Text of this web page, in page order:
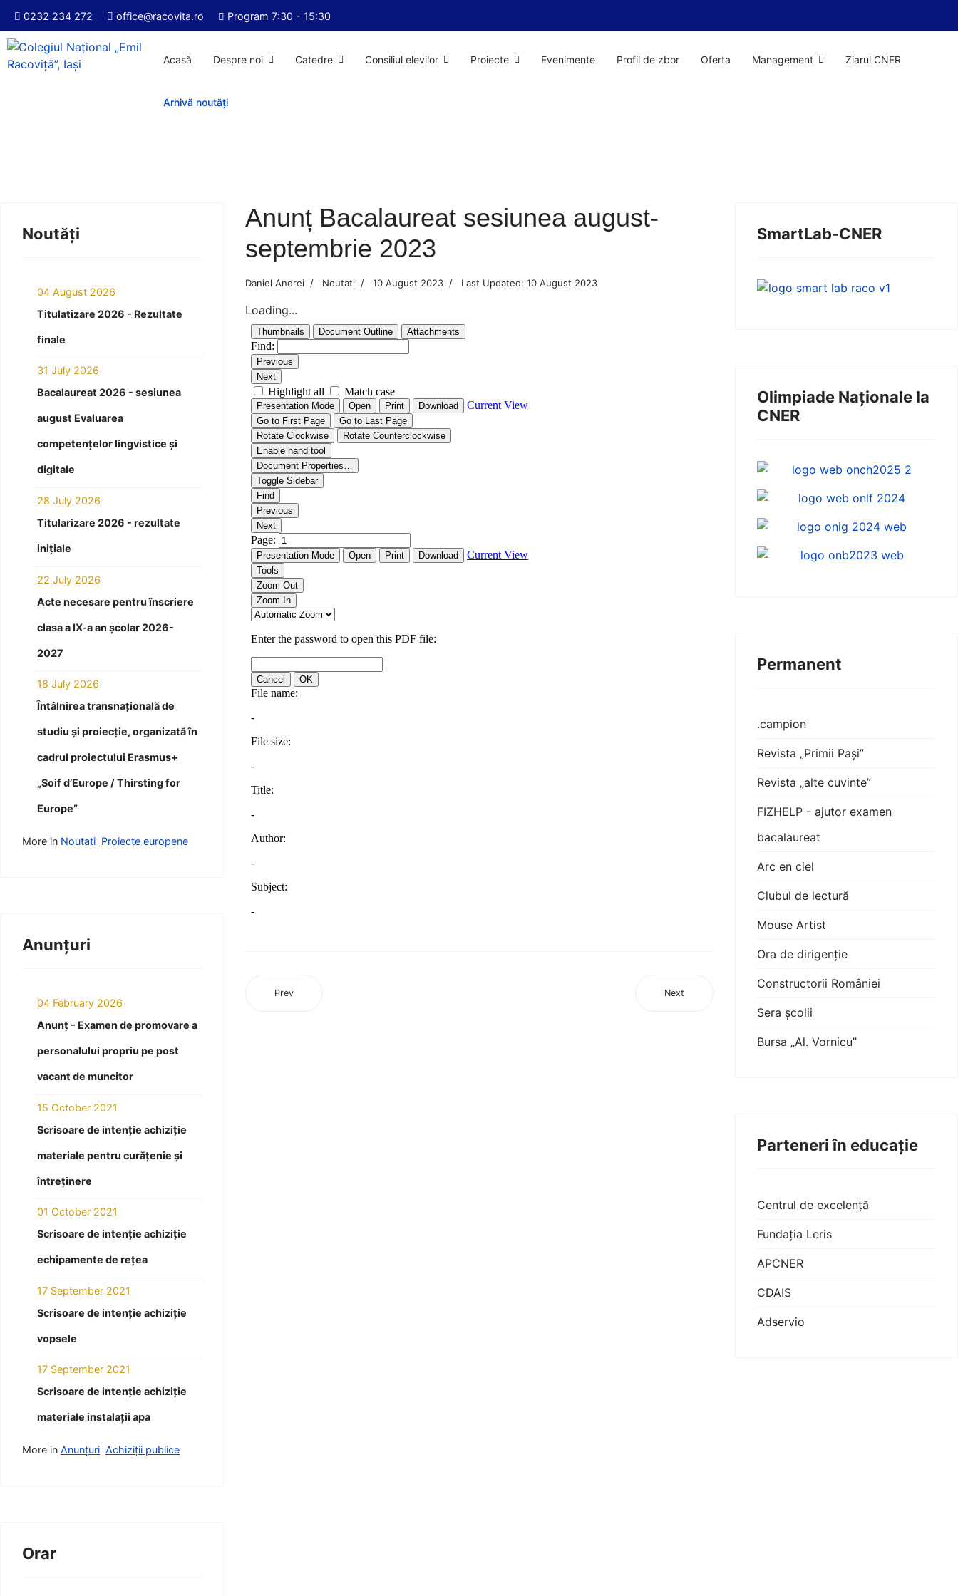
0232 234 272 office@racovita.ro Program 7:30 - 15:30
Acasă Despre noi Catedre Consiliul elevilor Proiecte Evenimente Profil de zbor Oferta Management Ziarul CNER
Arhivă noutăți
Noutăți
04 August 2026
Titulatizare 2026 - Rezultate
finale
31 July 2026
Bacalaureat 2026 - sesiunea
august Evaluarea
competențelor lingvistice și
digitale
28 July 2026
Titularizare 2026 - rezultate
inițiale
22 July 2026
Acte necesare pentru înscriere
clasa a IX-a an școlar 2026-
2027
18 July 2026
Întâlnirea transnațională de
studiu și proiecție, organizată în
cadrul proiectului Erasmus+
„Soif d’Europe / Thirsting for
Europe”
More in Noutati Proiecte europene
Anunțuri
04 February 2026
Anunț - Examen de promovare a
personalului propriu pe post
vacant de muncitor
15 October 2021
Scrisoare de intenție achiziție
materiale pentru curățenie și
întreținere
01 October 2021
Scrisoare de intenție achiziție
echipamente de rețea
17 September 2021
Scrisoare de intenție achiziție
vopsele
17 September 2021
Scrisoare de intenție achiziție
materiale instalații apa
More in Anunțuri Achiziții publice
Orar
Anunț Bacalaureat sesiunea august-
septembrie 2023
Daniel Andrei Noutati 10 August 2023 Last Updated: 10 August 2023
Loading...
Prev Next
SmartLab-CNER
Olimpiade Naționale la
CNER
Permanent
.campion
Revista „Primii Pași”
Revista „alte cuvinte”
FIZHELP - ajutor examen
bacalaureat
Arc en ciel
Clubul de lectură
Mouse Artist
Ora de dirigenție
Constructorii României
Sera școlii
Bursa „Al. Vornicu”
Parteneri în educație
Centrul de excelență
Fundația Leris
APCNER
CDAIS
Adservio